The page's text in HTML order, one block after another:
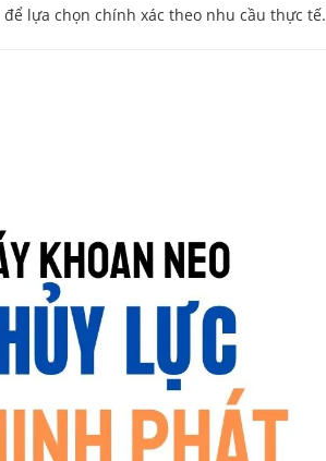
để lựa chọn chính xác theo nhu cầu thực tế.